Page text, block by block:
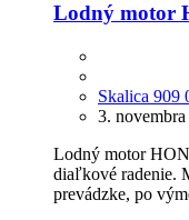
Lodný motor
Skalica 909
3.
Lodný motor
diaľkové radenie.
prevádzke, po